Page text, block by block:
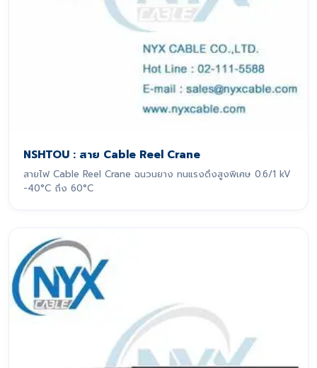
NSHTOU : สาย Cable Reel Crane
สายไฟ Cable Reel Crane ฉนวนยาง ทนแรงดึงสูงพิเศษ 0.6/1 kV
-40°C ถึง 60°C